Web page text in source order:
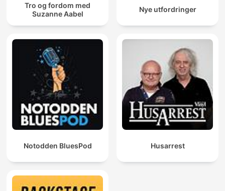
Tro og fordom med
Suzanne Aabel
Nye utfordringer
Notodden BluesPod Husarrest